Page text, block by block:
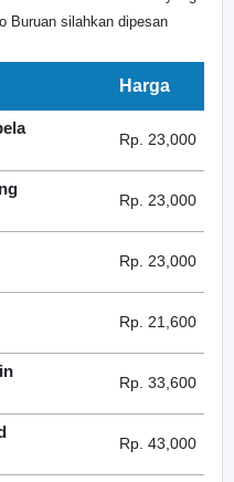
Buruan silahkan dipesan
Harga
Rp. 23,000
Rp. 23,000
Rp. 23,000
Rp. 21,600
Rp. 33,600
Rp. 43,000